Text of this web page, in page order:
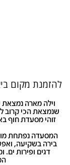
להזמנת מקום ב
וילה מארה
שנמצאת הכי קרוב
זוהי מסעדת חוף
המסעדה נפתחת
בירה בשקיעה,
דגים ופירות ים.